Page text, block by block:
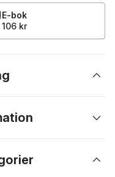
E-bok
106 kr